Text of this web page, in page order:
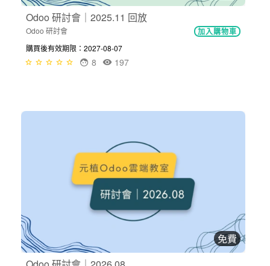
Odoo 研討會｜2025.11 回放
Odoo 研討會 加入購物車
購買後有效期限：2027-08-07
197
8
免費